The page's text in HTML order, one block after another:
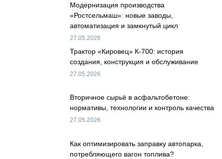
Модернизация производства
«Ростсельмаш»: новые заводы,
автоматизация и замкнутый цикл
27.05.2026
Трактор «Кировец» К-700: история
создания, конструкция и обслуживание
27.05.2026
Вторичное сырьё в асфальтобетоне:
нормативы, технологии и контроль качества
27.05.2026
Как оптимизировать заправку автопарка,
потребляющего вагон топлива?